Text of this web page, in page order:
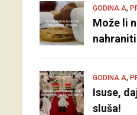
GODINA A,
Može li
GODINA A,
Isuse,
sluša!